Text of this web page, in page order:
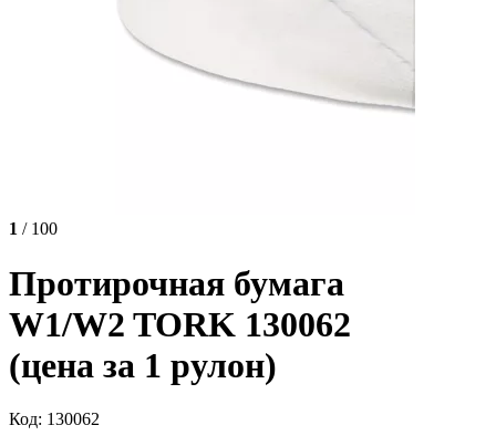
1 / 100
Протирочная бумага
W1/W2 TORK 130062
(цена за 1 рулон)
Код: 130062